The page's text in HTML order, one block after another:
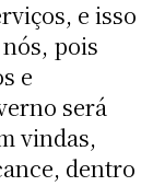
e isso
pois
e
será
vindas,
dentro